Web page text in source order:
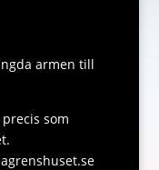
armen till
som